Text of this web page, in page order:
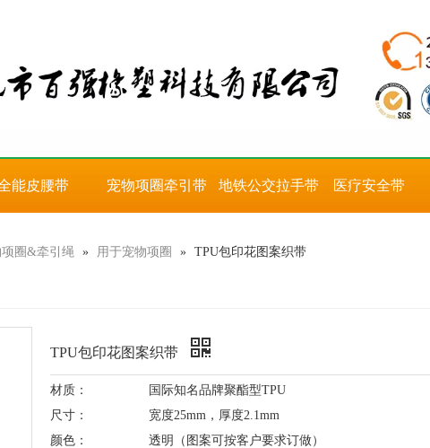
能皮腰带 宠物项圈牵引带 地铁公交拉手带 医疗安全带
圈&牵引绳 » 用于宠物项圈 » TPU包印花图案织带
TPU包印花图案织带
材质：
国际知名品牌聚酯型TPU
尺寸：
宽度25mm，厚度2.1mm
颜色：
透明（图案可按客户要求订做）